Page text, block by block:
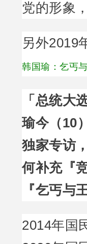
党的形象
另外2019
韩国瑜：乞丐
「总统大
瑜今（10
独家专访
何补充『
『乞丐与
2014年国